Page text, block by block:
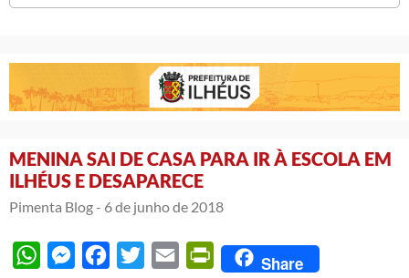
MENINA SAI DE CASA PARA IR À ESCOLA EM
ILHÉUS E DESAPARECE
Pimenta Blog - 6 de junho de 2018
WhatsAppMessengerFacebook
Twitter Email PrintFriendly
Share